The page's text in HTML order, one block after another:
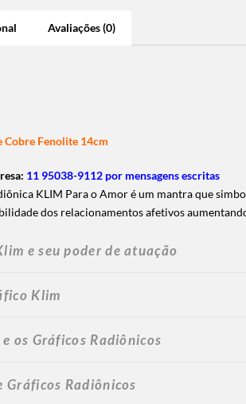
Avaliações (0)
Fenolite 14cm
11 95038-9112 por mensagens escritas
KLIM Para o Amor é um mantra que
dos relacionamentos afetivos
e seu poder de atuação
Klim
os Gráficos Radiônicos
Gráficos Radiônicos